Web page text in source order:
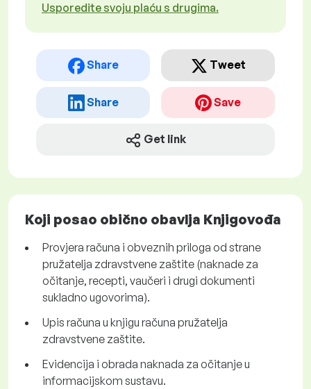
Usporedite svoju plaću s drugima.
Share Tweet
Share Save
Get link
Koji posao obično obavlja Knjigovođa
Provjera računa i obveznih priloga od strane
pružatelja zdravstvene zaštite (naknade za
očitanje, recepti, vaučeri i drugi dokumenti
sukladno ugovorima).
Upis računa u knjigu računa pružatelja
zdravstvene zaštite.
Evidencija i obrada naknada za očitanje u
informacijskom sustavu.